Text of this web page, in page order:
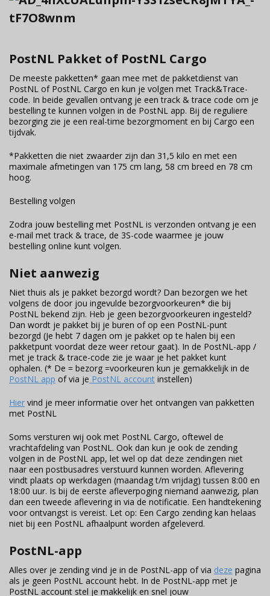
PostNL Pakket of PostNL Cargo
De meeste pakketten* gaan mee met de pakketdienst van
PostNL of PostNL Cargo en kun je volgen met Track&Trace-
code. In beide gevallen ontvang je een track & trace code om je
bestelling te kunnen volgen in de PostNL app. Bij de reguliere
bezorging zie je een real-time bezorgmoment en bij Cargo een
tijdvak.
*Pakketten die niet zwaarder zijn dan 31,5 kilo en met een
maximale afmetingen van 175 cm lang, 58 cm breed en 78 cm
hoog.
Bestelling volgen
Zodra jouw bestelling met PostNL is verzonden ontvang je een
e-mail met track & trace, de 3S-code waarmee je jouw
bestelling online kunt volgen.
Niet aanwezig
Niet thuis als je pakket bezorgd wordt? Dan bezorgen we het
volgens de door jou ingevulde bezorgvoorkeuren* die bij
PostNL bekend zijn. Heb je geen bezorgvoorkeuren ingesteld?
Dan wordt je pakket bij je buren of op een PostNL-punt
bezorgd (Je hebt 7 dagen om je pakket op te halen bij een
pakketpunt voordat deze weer retour gaat). In de PostNL-app /
met je track & trace-code zie je waar je het pakket kunt
ophalen. (* De = bezorg =voorkeuren kun je gemakkelijk in de
PostNL app of via je PostNL account instellen)
Hier vind je meer informatie over het ontvangen van pakketten
met PostNL
Soms versturen wij ook met PostNL Cargo, oftewel de
vrachtafdeling van PostNL. Ook dan kun je ook de zending
volgen in de PostNL app, let wel op dat deze zendingen niet
naar een postbusadres verstuurd kunnen worden. Aflevering
vindt plaats op werkdagen (maandag t/m vrijdag) tussen 8:00 en
18:00 uur. Is bij de eerste afleverpoging niemand aanwezig, plan
dan een tweede aflevering in via de notificatie. Een handtekening
voor ontvangst is vereist. Let op: Een Cargo zending kan helaas
niet bij een PostNL afhaalpunt worden afgeleverd.
PostNL-app
Alles over je zending vind je in de PostNL-app of via deze pagina
als je geen PostNL account hebt. In de PostNL-app met je
PostNL account stel je makkelijk en snel jouw